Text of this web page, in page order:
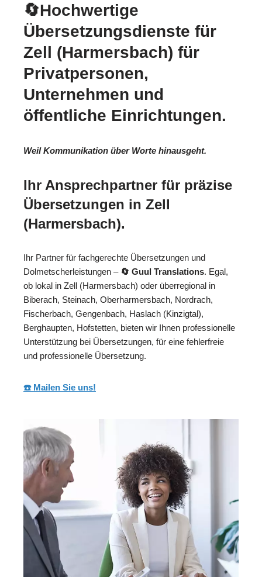
🔄Hochwertige
Übersetzungsdienste für
Zell (Harmersbach) für
Privatpersonen,
Unternehmen und
öffentliche Einrichtungen.
Weil Kommunikation über Worte hinausgeht.
Ihr Ansprechpartner für präzise
Übersetzungen in Zell
(Harmersbach).
Ihr Partner für fachgerechte Übersetzungen und
Dolmetscherleistungen – 🔄 Guul Translations. Egal,
ob lokal in Zell (Harmersbach) oder überregional in
Biberach, Steinach, Oberharmersbach, Nordrach,
Fischerbach, Gengenbach, Haslach (Kinzigtal),
Berghaupten, Hofstetten, bieten wir Ihnen professionelle
Unterstützung bei Übersetzungen, für eine fehlerfreie
und professionelle Übersetzung.
☎️ Mailen Sie uns!